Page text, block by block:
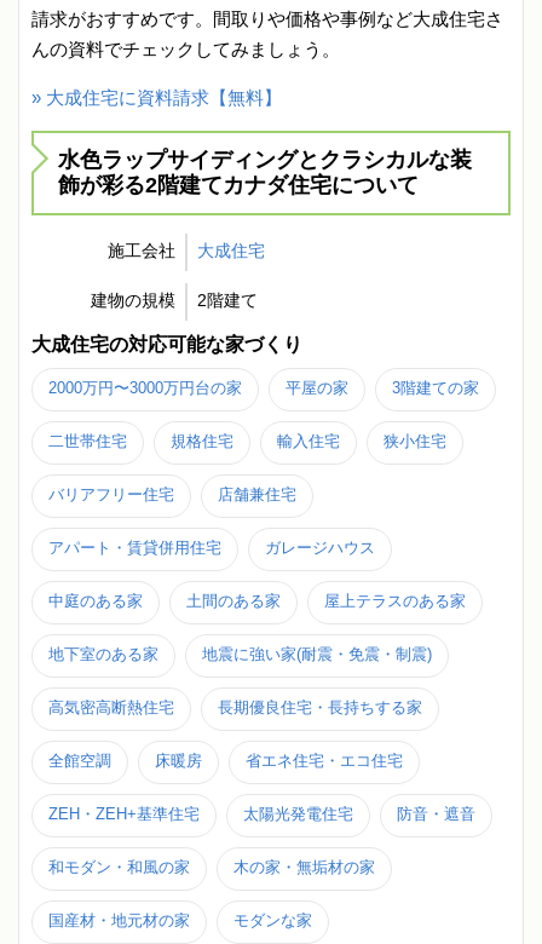
請求がおすすめです。間取りや価格や事例など大成住宅さ
んの資料でチェックしてみましょう。
» 大成住宅に資料請求【無料】
水色ラップサイディングとクラシカルな装
飾が彩る2階建てカナダ住宅について
施工会社 大成住宅
建物の規模 2階建て
大成住宅の対応可能な家づくり
2000万円〜3000万円台の家 平屋の家 3階建ての家
二世帯住宅 規格住宅 輸入住宅 狭小住宅
バリアフリー住宅 店舗兼住宅
アパート・賃貸併用住宅 ガレージハウス
中庭のある家 土間のある家 屋上テラスのある家
地下室のある家 地震に強い家(耐震・免震・制震)
高気密高断熱住宅 長期優良住宅・長持ちする家
全館空調 床暖房 省エネ住宅・エコ住宅
ZEH・ZEH+基準住宅 太陽光発電住宅 防音・遮音
和モダン・和風の家 木の家・無垢材の家
国産材・地元材の家 モダンな家